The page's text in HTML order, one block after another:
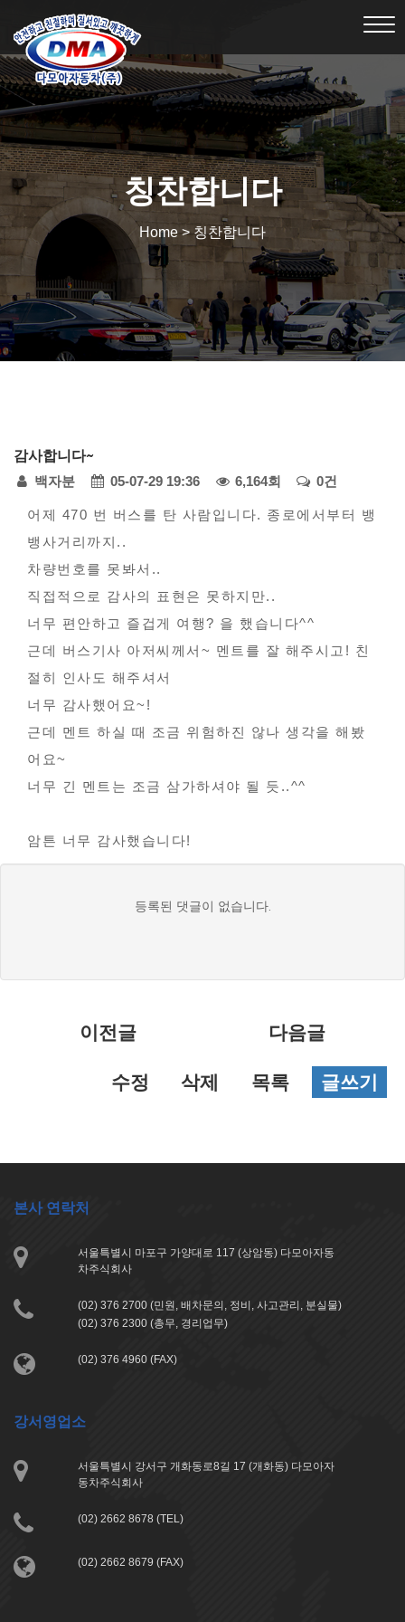
칭찬합니다
Home > 칭찬합니다
감사합니다~
페
이
지
정
보
백자분 05-07-29 19:36 6,164회 0건
본
문
어제 470 번 버스를 탄 사람입니다. 종로에서부터 뱅
뱅사거리까지..
차량번호를 못봐서..
직접적으로 감사의 표현은 못하지만..
너무 편안하고 즐겁게 여행? 을 했습니다^^
근데 버스기사 아저씨께서~ 멘트를 잘 해주시고! 친
절히 인사도 해주셔서
너무 감사했어요~!
근데 멘트 하실 때 조금 위험하진 않나 생각을 해봤
어요~
너무 긴 멘트는 조금 삼가하셔야 될 듯..^^
암튼 너무 감사했습니다!
등록된 댓글이 없습니다.
이전글 다음글
수정 삭제 목록 글쓰기
본사 연락처
서울특별시 마포구 가양대로 117 (상암동) 다모아자동
차주식회사
(02) 376 2700 (민원, 배차문의, 정비, 사고관리, 분실물)
(02) 376 2300 (총무, 경리업무)
(02) 376 4960 (FAX)
강서영업소
서울특별시 강서구 개화동로8길 17 (개화동) 다모아자
동차주식회사
(02) 2662 8678 (TEL)
(02) 2662 8679 (FAX)